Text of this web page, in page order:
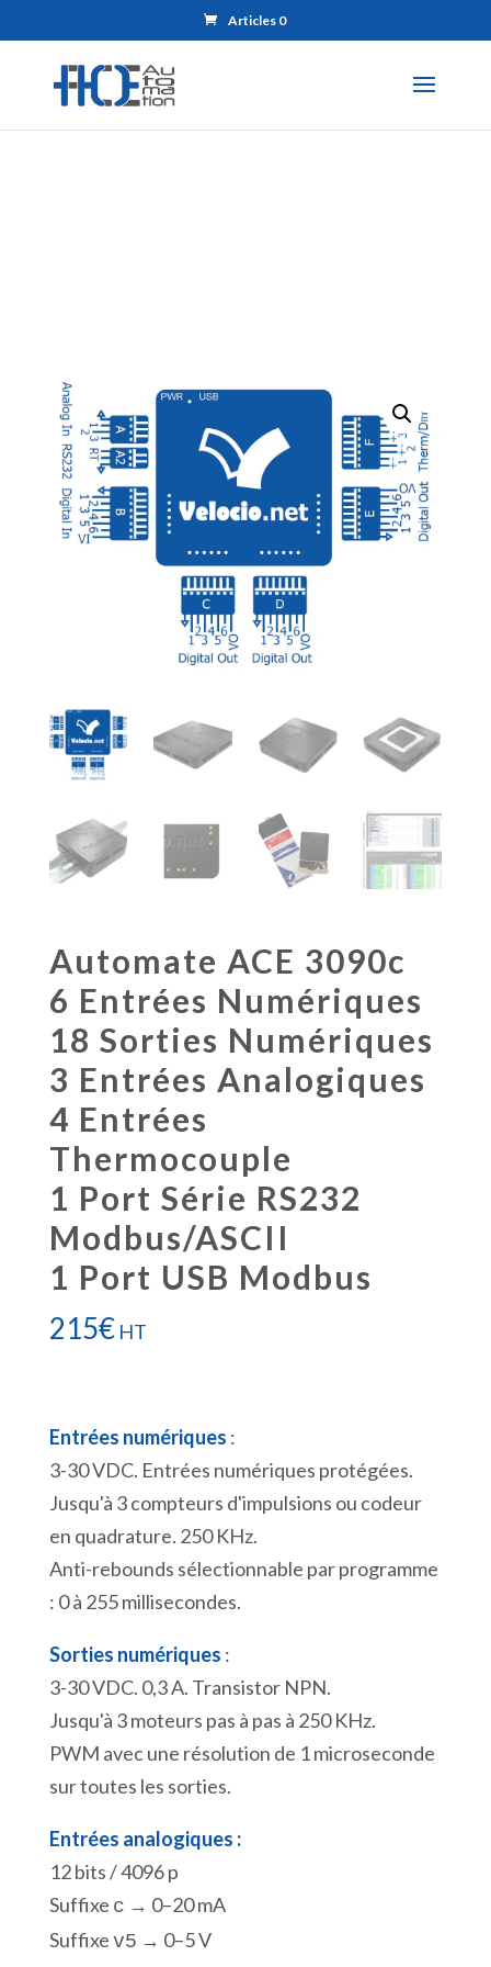
Articles 0
Automate ACE 3090c
6 Entrées Numériques
18 Sorties Numériques
3 Entrées Analogiques
4 Entrées
Thermocouple
1 Port Série RS232
Modbus/ASCII
1 Port USB Modbus
215€ HT
Entrées numériques :
3-30 VDC. Entrées numériques protégées.
Jusqu'à 3 compteurs d'impulsions ou codeur
en quadrature. 250 KHz.
Anti-rebounds sélectionnable par programme
: 0 à 255 millisecondes.
Sorties numériques :
3-30 VDC. 0,3 A. Transistor NPN.
Jusqu'à 3 moteurs pas à pas à 250 KHz.
PWM avec une résolution de 1 microseconde
sur toutes les sorties.
Entrées analogiques :
12 bits / 4096 p
Suffixe c → 0–20 mA
Suffixe v5 → 0–5 V